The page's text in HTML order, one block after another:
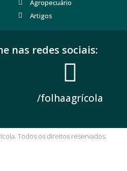
Agropecuário
Artigos
nas redes sociais:
/folhaagrícola
Todos os direitos reservados.